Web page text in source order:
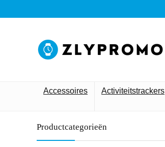
Accessoires Activiteitstrackers
Productcategorieën